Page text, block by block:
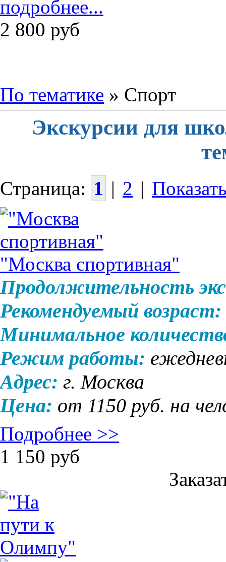
подробнее...
2 800 руб
По тематике » Спорт
Экскурсии для
Страница: 1 | 2 |
"Москва спортивная"
Продолжительность
Рекомендуемый возраст:
Минимальное
Режим работы:
Адрес: г. Москва
Цена: от 1150 руб. на
Подробнее >>
1 150 руб